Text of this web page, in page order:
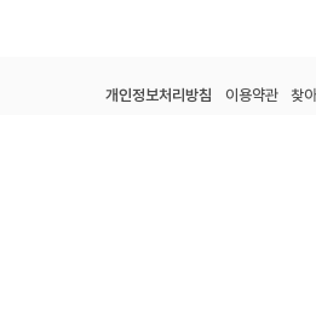
개인정보처리방침 이용약관 찾